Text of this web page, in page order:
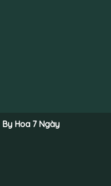
By Hoa 7 Ngày